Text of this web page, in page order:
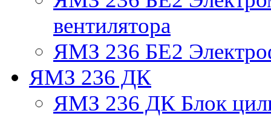
вентилятора
ЯМЗ 236 БЕ2
ЯМЗ 236 ДК
ЯМЗ 236 ДК Блок